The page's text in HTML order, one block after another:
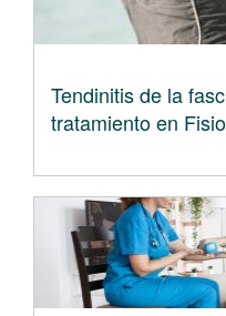
Tendinitis de la
tratamiento en